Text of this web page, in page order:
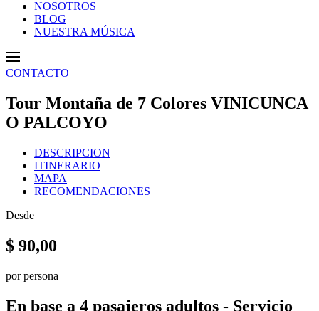
NOSOTROS
BLOG
NUESTRA MÚSICA
CONTACTO
Tour Montaña de 7 Colores VINICUNCA
O PALCOYO
DESCRIPCION
ITINERARIO
MAPA
RECOMENDACIONES
Desde
$ 90,00
por persona
En base a 4 pasajeros adultos - Servicio